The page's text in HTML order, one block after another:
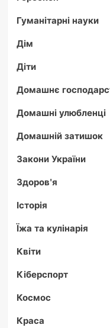
Гуманітарні науки
Дім
Діти
Домашнє
Домашні улюбленці
Домашній затишок
Закони України
Здоров'я
Історія
Їжа та кулінарія
Квіти
Кіберспорт
Космос
Краса